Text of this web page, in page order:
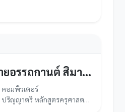
นายอรรถกานต์ สิมาทอง
คอมพิวเตอร์
ปริญญาตรี หลักสูตรครุศาสตรบัณฑิต สาขาวิชาคอมพิวเตอร์ศึกษา มห...